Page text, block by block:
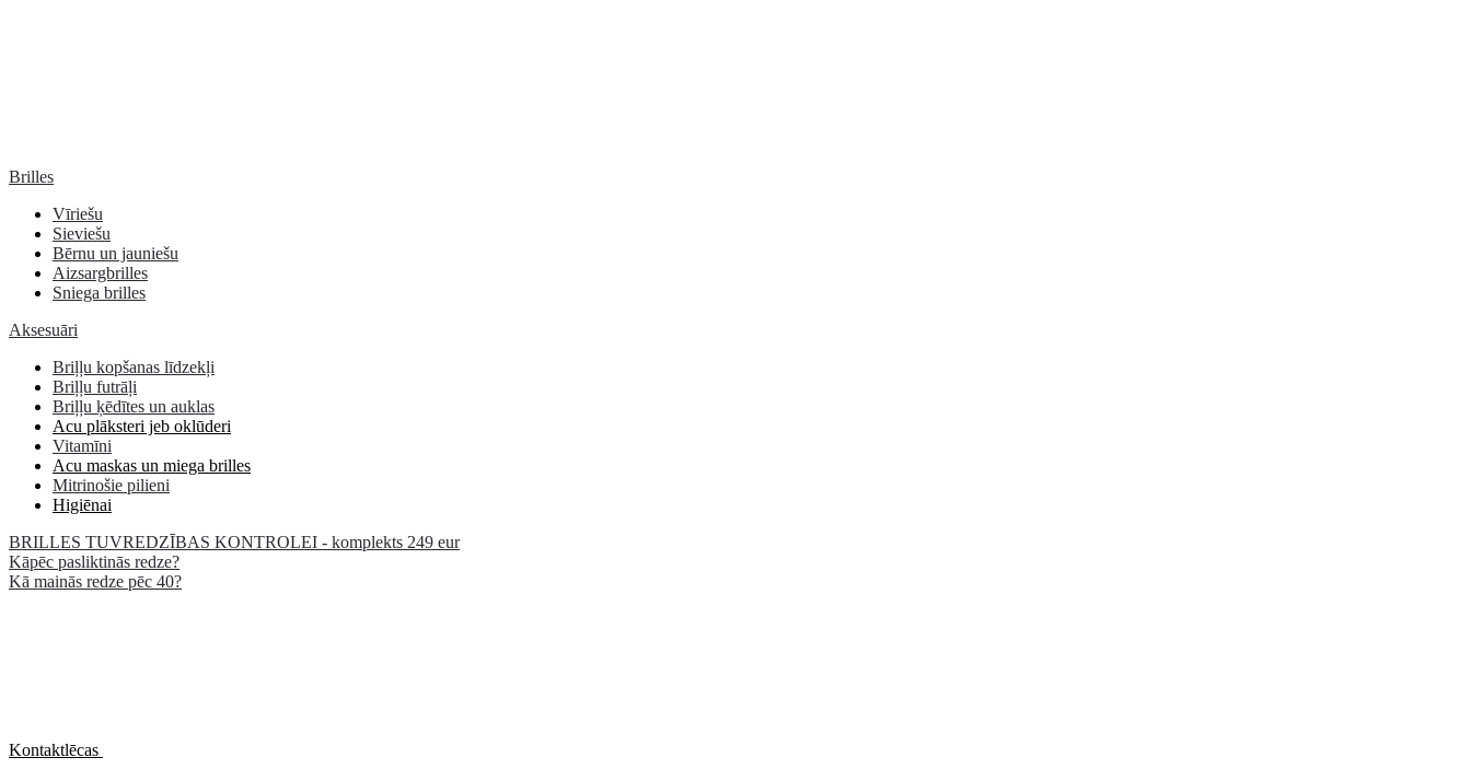
Brilles
Vīriešu
Sieviešu
Bērnu un jauniešu
Aizsargbrilles
Sniega brilles
Aksesuāri
Briļļu kopšanas līdzekļi
Briļļu futrāļi
Briļļu ķēdītes un auklas
Acu plāksteri jeb oklūderi
Vitamīni
Acu maskas un miega brilles
Mitrinošie pilieni
Higiēnai
BRILLES TUVREDZĪBAS KONTROLEI - komplekts 249 eur
Kāpēc pasliktinās redze?
Kā mainās redze pēc 40?
Kontaktlēcas